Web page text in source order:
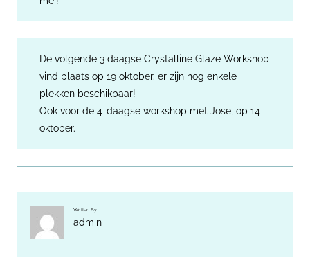
De volgende 3 daagse Crystalline Glaze Workshop
vind plaats op 19 oktober. er zijn nog enkele
plekken beschikbaar!
Ook voor de 4-daagse workshop met Jose, op 14
oktober.
Written By
admin